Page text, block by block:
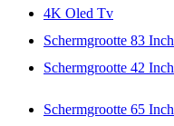
4K Oled Tv
Schermgrootte 83 Inch
Schermgrootte 42 Inch
Schermgrootte 65 Inch